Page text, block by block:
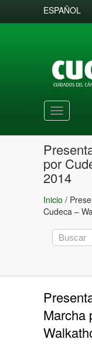
ESPAÑOL
Toggle
navigation
por
2014
Inicio /
Cudeca –
Marcha